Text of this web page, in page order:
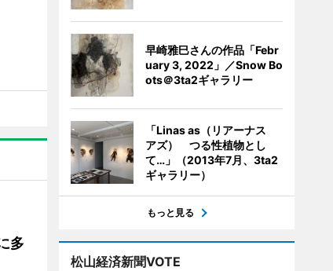
多
早崎雅巳さんの作品「Febr
uary 3, 2022」／Snow Bo
ots＠3ta2ギャラリー
「Linas as（リアーナス
アズ） つる性植物とし
て…」（2013年7月、3ta2
ギャラリー）
もっと見る
松山経済新聞VOTE